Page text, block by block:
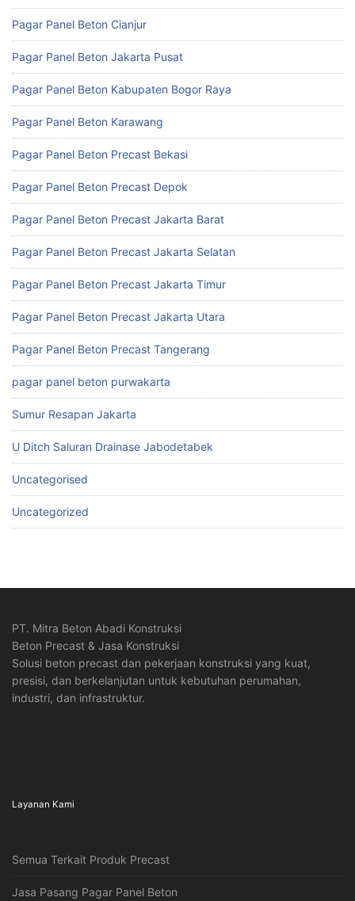
Pagar Panel Beton Cianjur
Pagar Panel Beton Jakarta Pusat
Pagar Panel Beton Kabupaten Bogor Raya
Pagar Panel Beton Karawang
Pagar Panel Beton Precast Bekasi
Pagar Panel Beton Precast Depok
Pagar Panel Beton Precast Jakarta Barat
Pagar Panel Beton Precast Jakarta Selatan
Pagar Panel Beton Precast Jakarta Timur
Pagar Panel Beton Precast Jakarta Utara
Pagar Panel Beton Precast Tangerang
pagar panel beton purwakarta
Sumur Resapan Jakarta
U Ditch Saluran Drainase Jabodetabek
Uncategorised
Uncategorized
PT. Mitra Beton Abadi Konstruksi
Beton Precast & Jasa Konstruksi
Solusi beton precast dan pekerjaan konstruksi yang kuat,
presisi, dan berkelanjutan untuk kebutuhan perumahan,
industri, dan infrastruktur.
Layanan Kami
Semua Terkait Produk Precast
Jasa Pasang Pagar Panel Beton